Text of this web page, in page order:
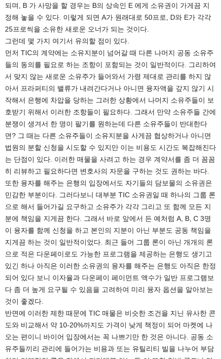
되며, B 가 사망을 할 경우는 B의 상속인 E 에게 소유권이 가게끔 지
정해 놓을 수 있다. 이렇게 되면 A가 원래대로 50프로, D와 E가 각각
25프로씩을 소유한 새로운 오너가 되는 것이다.
그런데 몇 가지 여기서 유의할 점이 있다.
먼저 TIC의 계약에는 소유지분이 넘어갈 때 다른 나머지 공동 소유주
들의 동의를 필요로 하는 조항이 포함되는 것이 일반적이다. 그리하여
서 맞지 않는 새로운 소유주가 들어와서 가령 제대로 관리를 하지 않
아서 프라퍼티의 밸류가 내려간다거나 아니면 융자액을 갚지 않기 시
작해서 은행에 차압을 당하는 그러한 상황에서 나머지 소유주들이 보
호받기 위해서 이러한 조항들이 필요하다. 그래서 만약 소유주들 간에
분쟁이 생겨서 한 명이 팔기를 원하는데 다른 소유주들이 반대한다
면? 그 때는 다른 소유주들이 소유지분을 사게끔 협상하거나 아니면
법원의 분할 신청을 시도할 수 있지만 이는 비용도 시간도 복잡해진다
는 단점이 있다. 이러한 매물을 사려고 하는 경우 계약서를 좀 더 꼼꼼
히 리뷰하고 필요하다면 변호사의 자문을 구하는 것도 권하는 바다.
또한 융자를 해주는 은행의 입장에서도 자기들의 담보물의 소유권은
민감한 부분이다. 그러다보니 대부분 TIC 소유권일 때 하나의 그룹 론
으로 해서 들어가길 요구하고 소유주가 각각 그리고 또 함께 모든 지
분에 책임을 지게끔 한다. 그래서 바로 앞에서 든 예처럼 A, B, C 3명
이 융자를 함께 신청을 하고 본인의 지분이 아닌 부분도 공동 책임을
지게끔 하는 것이 일반적이었다. 최근 들어 그룹 론이 아닌 개개의 론
으로 적은 다운페이로도 가능한 프로그램을 제공하는 은행도 생기고
있긴 하나 아직은 이러한 소유권의 융자를 해주는 은행도 아직은 한정
되어 있다 보니 이자율과 다운페이 페이먼트 액수가 일반 프로그램보
다 좀 더 높게 요구될 수 있음을 고려하여 미리 융자 옵션을 알아보는
것이 좋겠다.
반면에 이러한 제한 때문에 TIC 매물은 비슷한 조건을 지닌 유사한 콘
도와 비교해서 약 10-20%까지도 가격이 낮게 책정이 되어 마켓에 나
오는 편이니 바이어 입장에서는 꼭 나쁘기만 한 것은 아니다. 공동 소
유주들끼리 관리에 들어가는 비용과 또는 유틸리티 빌을 나누어 부담